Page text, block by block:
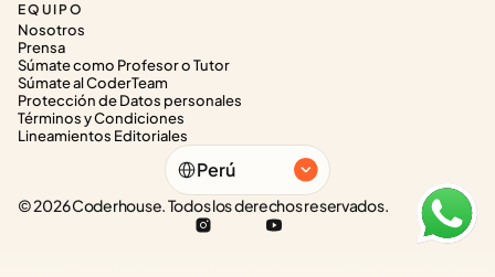
EQUIPO
Nosotros
Prensa
Súmate como Profesor o Tutor
Súmate al CoderTeam
Protección de Datos personales
Términos y Condiciones
Lineamientos Editoriales
Select Language
Perú
© 2026 Coderhouse. Todos los derechos reservados.